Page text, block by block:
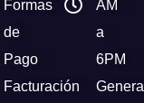
Formas
de
Pago
Facturación
AM
a
6PM